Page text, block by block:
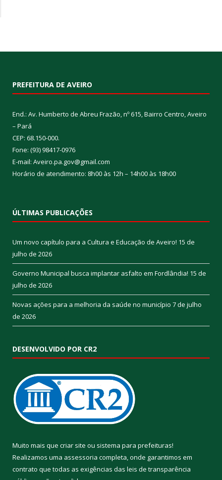
PREFEITURA DE AVEIRO
End.: Av. Humberto de Abreu Frazão, nº 615, Bairro Centro, Aveiro
– Pará
CEP: 68.150-000.
Fone: (93) 98417-0976
E-mail: Aveiro.pa.gov@gmail.com
Horário de atendimento: 8h00 às 12h – 14h00 às 18h00
ÚLTIMAS PUBLICAÇÕES
Um novo capítulo para a Cultura e Educação de Aveiro! 15 de
julho de 2026
Governo Municipal busca implantar asfalto em Fordlândia! 15 de
julho de 2026
Novas ações para a melhoria da saúde no município 7 de julho
de 2026
DESENVOLVIDO POR CR2
Muito mais que criar site ou sistema para prefeituras!
Realizamos uma assessoria completa, onde garantimos em
contrato que todas as exigências das leis de transparência